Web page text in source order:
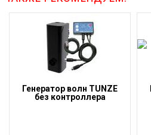
Генератор волн TUNZE
без контроллера